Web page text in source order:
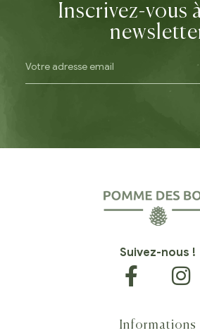
Inscrivez-vous
Suivez-nous !
Informations